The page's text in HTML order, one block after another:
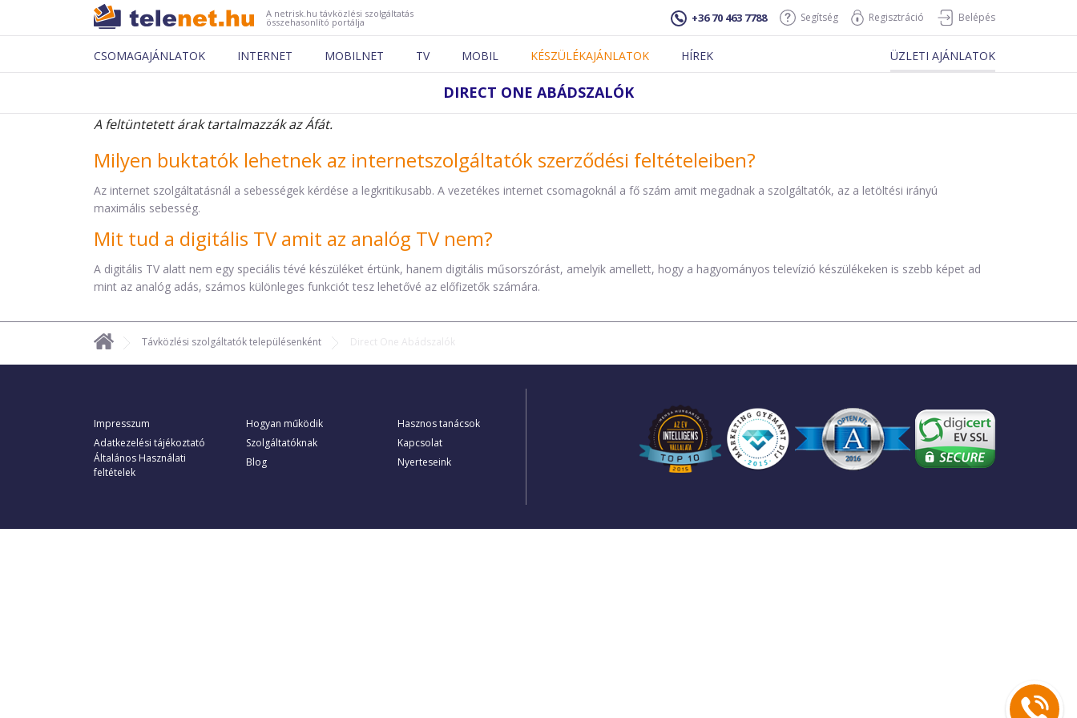
A netrisk.hu távközlési szolgáltatás
összehasonlító portálja +36 70 463 7788 Segítség Regisztráció Belépés
CSOMAGAJÁNLATOK INTERNET MOBILNET TV MOBIL KÉSZÜLÉKAJÁNLATOK HÍREK ÜZLETI AJÁNLATOK
DIRECT ONE ABÁDSZALÓK
A feltüntetett árak tartalmazzák az Áfát.
Milyen buktatók lehetnek az internetszolgáltatók szerződési feltételeiben?
Az internet szolgáltatásnál a sebességek kérdése a legkritikusabb. A vezetékes internet csomagoknál a fő szám amit megadnak a szolgáltatók, az a letöltési irányú
maximális sebesség.
Mit tud a digitális TV amit az analóg TV nem?
A digitális TV alatt nem egy speciális tévé készüléket értünk, hanem digitális műsorszórást, amelyik amellett, hogy a hagyományos televízió készülékeken is szebb képet ad
mint az analóg adás, számos különleges funkciót tesz lehetővé az előfizetők számára.
Távközlési szolgáltatók településenként Direct One Abádszalók
Impresszum
Adatkezelési tájékoztató
Általános Használati
feltételek
Hogyan működik
Szolgáltatóknak
Blog
Hasznos tanácsok
Kapcsolat
Nyerteseink